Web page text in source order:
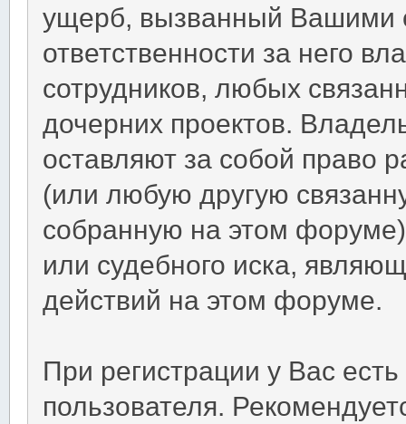
ущерб, вызванный Вашими
ответственности за него
сотрудников, любых
дочерних проектов.
оставляют за собой право
(или любую другую
собранную на этом
или судебного иска,
действий на этом форуме.
При регистрации у Вас
пользователя.